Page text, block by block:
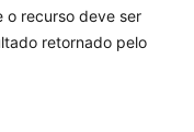
o recurso deve ser
retornado pelo